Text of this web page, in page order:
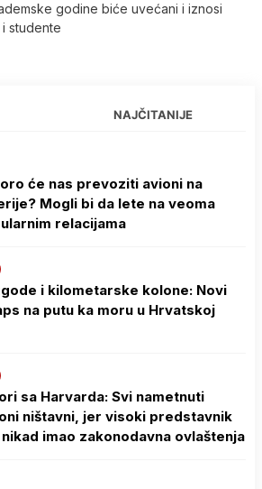
godine biće uvećani i iznosi
studente
NAJČITANIJE
će nas prevoziti avioni na
Mogli bi da lete na veoma
relacijama
i kilometarske kolone: Novi
na putu ka moru u Hrvatskoj
sa Harvarda: Svi nametnuti
ništavni, jer visoki predstavnik
imao zakonodavna ovlaštenja